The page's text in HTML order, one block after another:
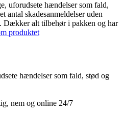
uforudsete hændelser som fald,
antal skadesanmeldelser uden
alt tilbehør i pakken og har
produktet
hændelser som fald, stød og
nem og online 24/7